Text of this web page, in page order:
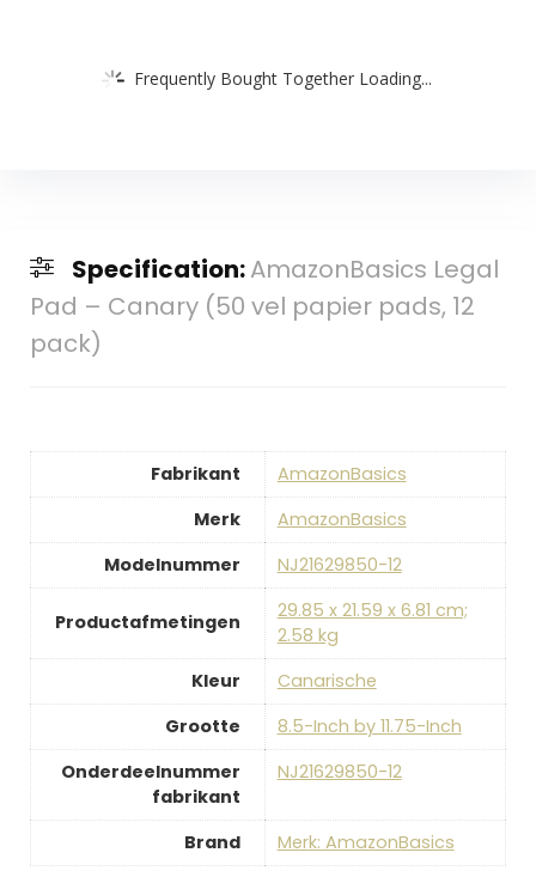
Frequently Bought Together Loading...
Specification:AmazonBasics Legal
Pad – Canary (50 vel papier pads, 12
pack)
Fabrikant
‎AmazonBasics
Merk
‎AmazonBasics
Modelnummer
‎NJ21629850-12
Productafmetingen
‎29.85 x 21.59 x 6.81 cm;
2.58 kg
Kleur
‎Canarische
Grootte
‎8.5-Inch by 11.75-Inch
Onderdeelnummer
fabrikant
‎NJ21629850-12
Brand Merk: AmazonBasics